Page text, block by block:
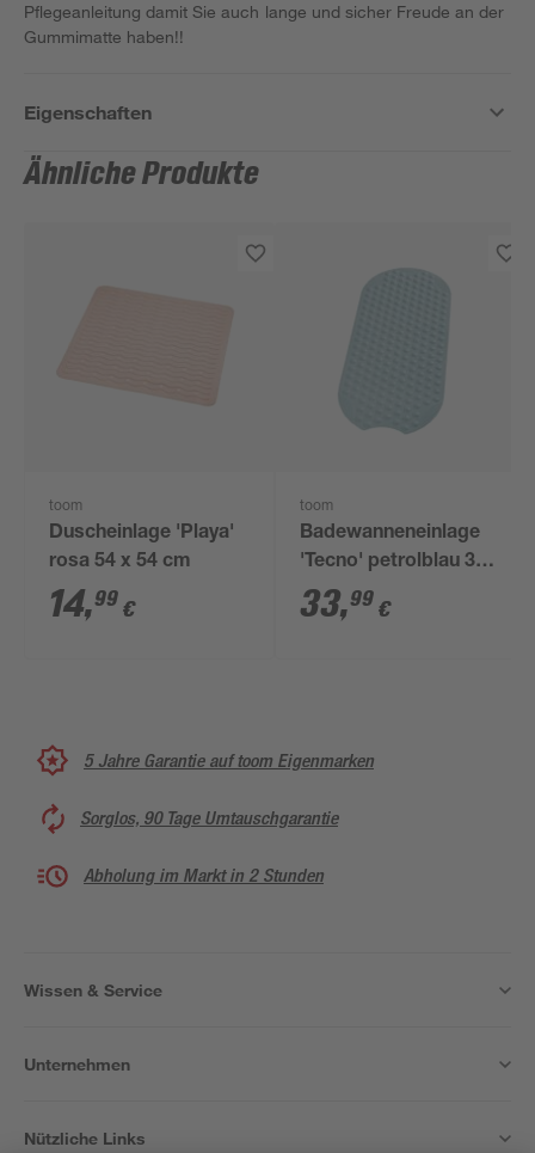
Pflegeanleitung damit Sie auch lange und sicher Freude an der
Gummimatte haben!!
Eigenschaften
Ähnliche Produkte
toom
Duscheinlage 'Playa'
rosa 54 x 54 cm
14,99 €
toom
Badewanneneinlage
'Tecno' petrolblau 38
x 89 cm
33,99 €
5 Jahre Garantie auf toom Eigenmarken
Sorglos, 90 Tage Umtauschgarantie
Abholung im Markt in 2 Stunden
Wissen & Service
Unternehmen
Nützliche Links